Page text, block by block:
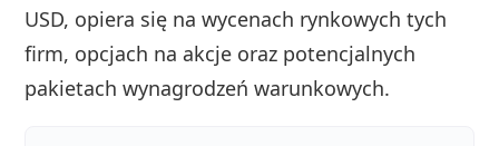
USD, opiera się na wycenach rynkowych tych
firm, opcjach na akcje oraz potencjalnych
pakietach wynagrodzeń warunkowych.